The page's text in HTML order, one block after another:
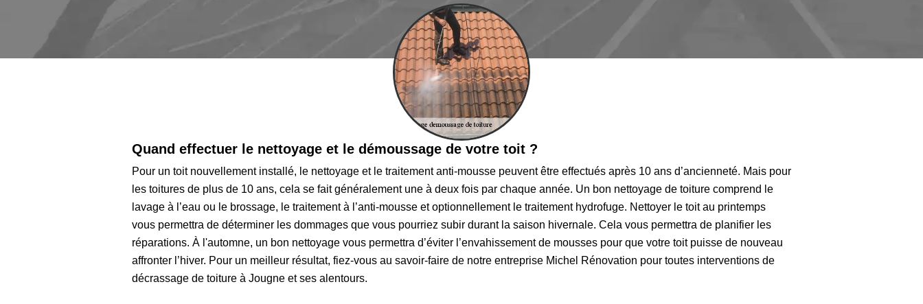
Quand effectuer le nettoyage et le démoussage de votre toit ?
Pour un toit nouvellement installé, le nettoyage et le traitement anti-mousse peuvent être effectués après 10 ans d’ancienneté. Mais pour
les toitures de plus de 10 ans, cela se fait généralement une à deux fois par chaque année. Un bon nettoyage de toiture comprend le
lavage à l’eau ou le brossage, le traitement à l’anti-mousse et optionnellement le traitement hydrofuge. Nettoyer le toit au printemps
vous permettra de déterminer les dommages que vous pourriez subir durant la saison hivernale. Cela vous permettra de planifier les
réparations. À l'automne, un bon nettoyage vous permettra d’éviter l’envahissement de mousses pour que votre toit puisse de nouveau
affronter l’hiver. Pour un meilleur résultat, fiez-vous au savoir-faire de notre entreprise Michel Rénovation pour toutes interventions de
décrassage de toiture à Jougne et ses alentours.